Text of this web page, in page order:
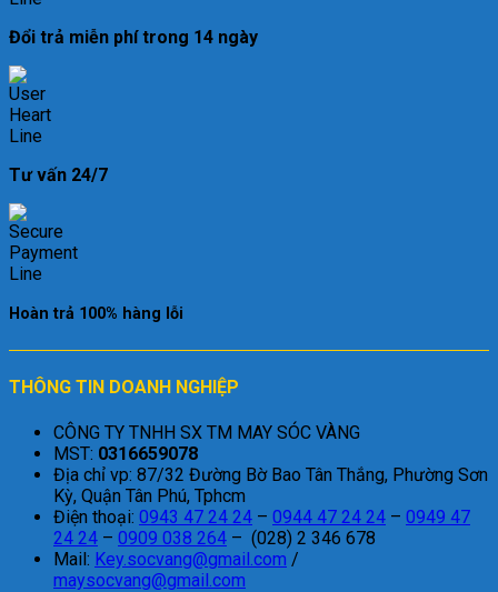
Đổi trả miễn phí trong 14 ngày
Tư vấn 24/7
Hoàn trả 100% hàng lỗi
THÔNG TIN DOANH NGHIỆP
CÔNG TY TNHH SX TM MAY SÓC VÀNG
MST: 0316659078
Địa chỉ vp: 87/32 Đường Bờ Bao Tân Thắng, Phường Sơn
Kỳ, Quận Tân Phú, Tphcm
Điện thoại: 0943 47 24 24 – 0944 47 24 24 – 0949 47
24 24 – 0909 038 264 – (028) 2 346 678
Mail: Key.socvang@gmail.com /
maysocvang@gmail.com